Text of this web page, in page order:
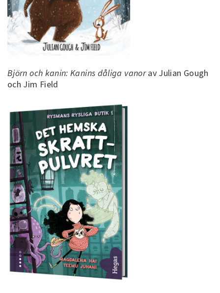
Björn och kanin: Kanins dåliga vanorav Julian Gough
och Jim Field